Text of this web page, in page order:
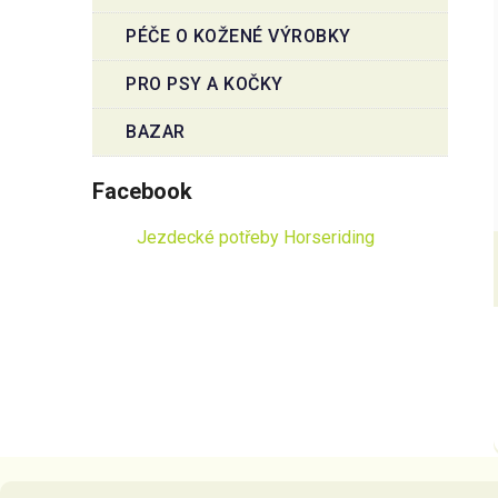
PÉČE O KOŽENÉ VÝROBKY
PRO PSY A KOČKY
BAZAR
Facebook
Jezdecké potřeby Horseriding